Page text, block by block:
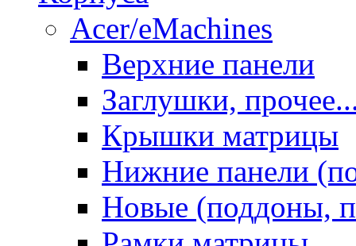
Acer/eMachines
Верхние панели
Заглушки,
Крышки матрицы
Нижние панели
Новые (поддоны,